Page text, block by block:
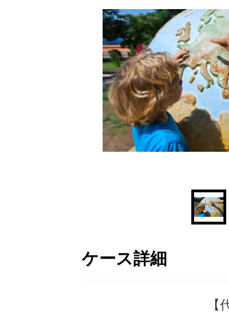
ケース詳細